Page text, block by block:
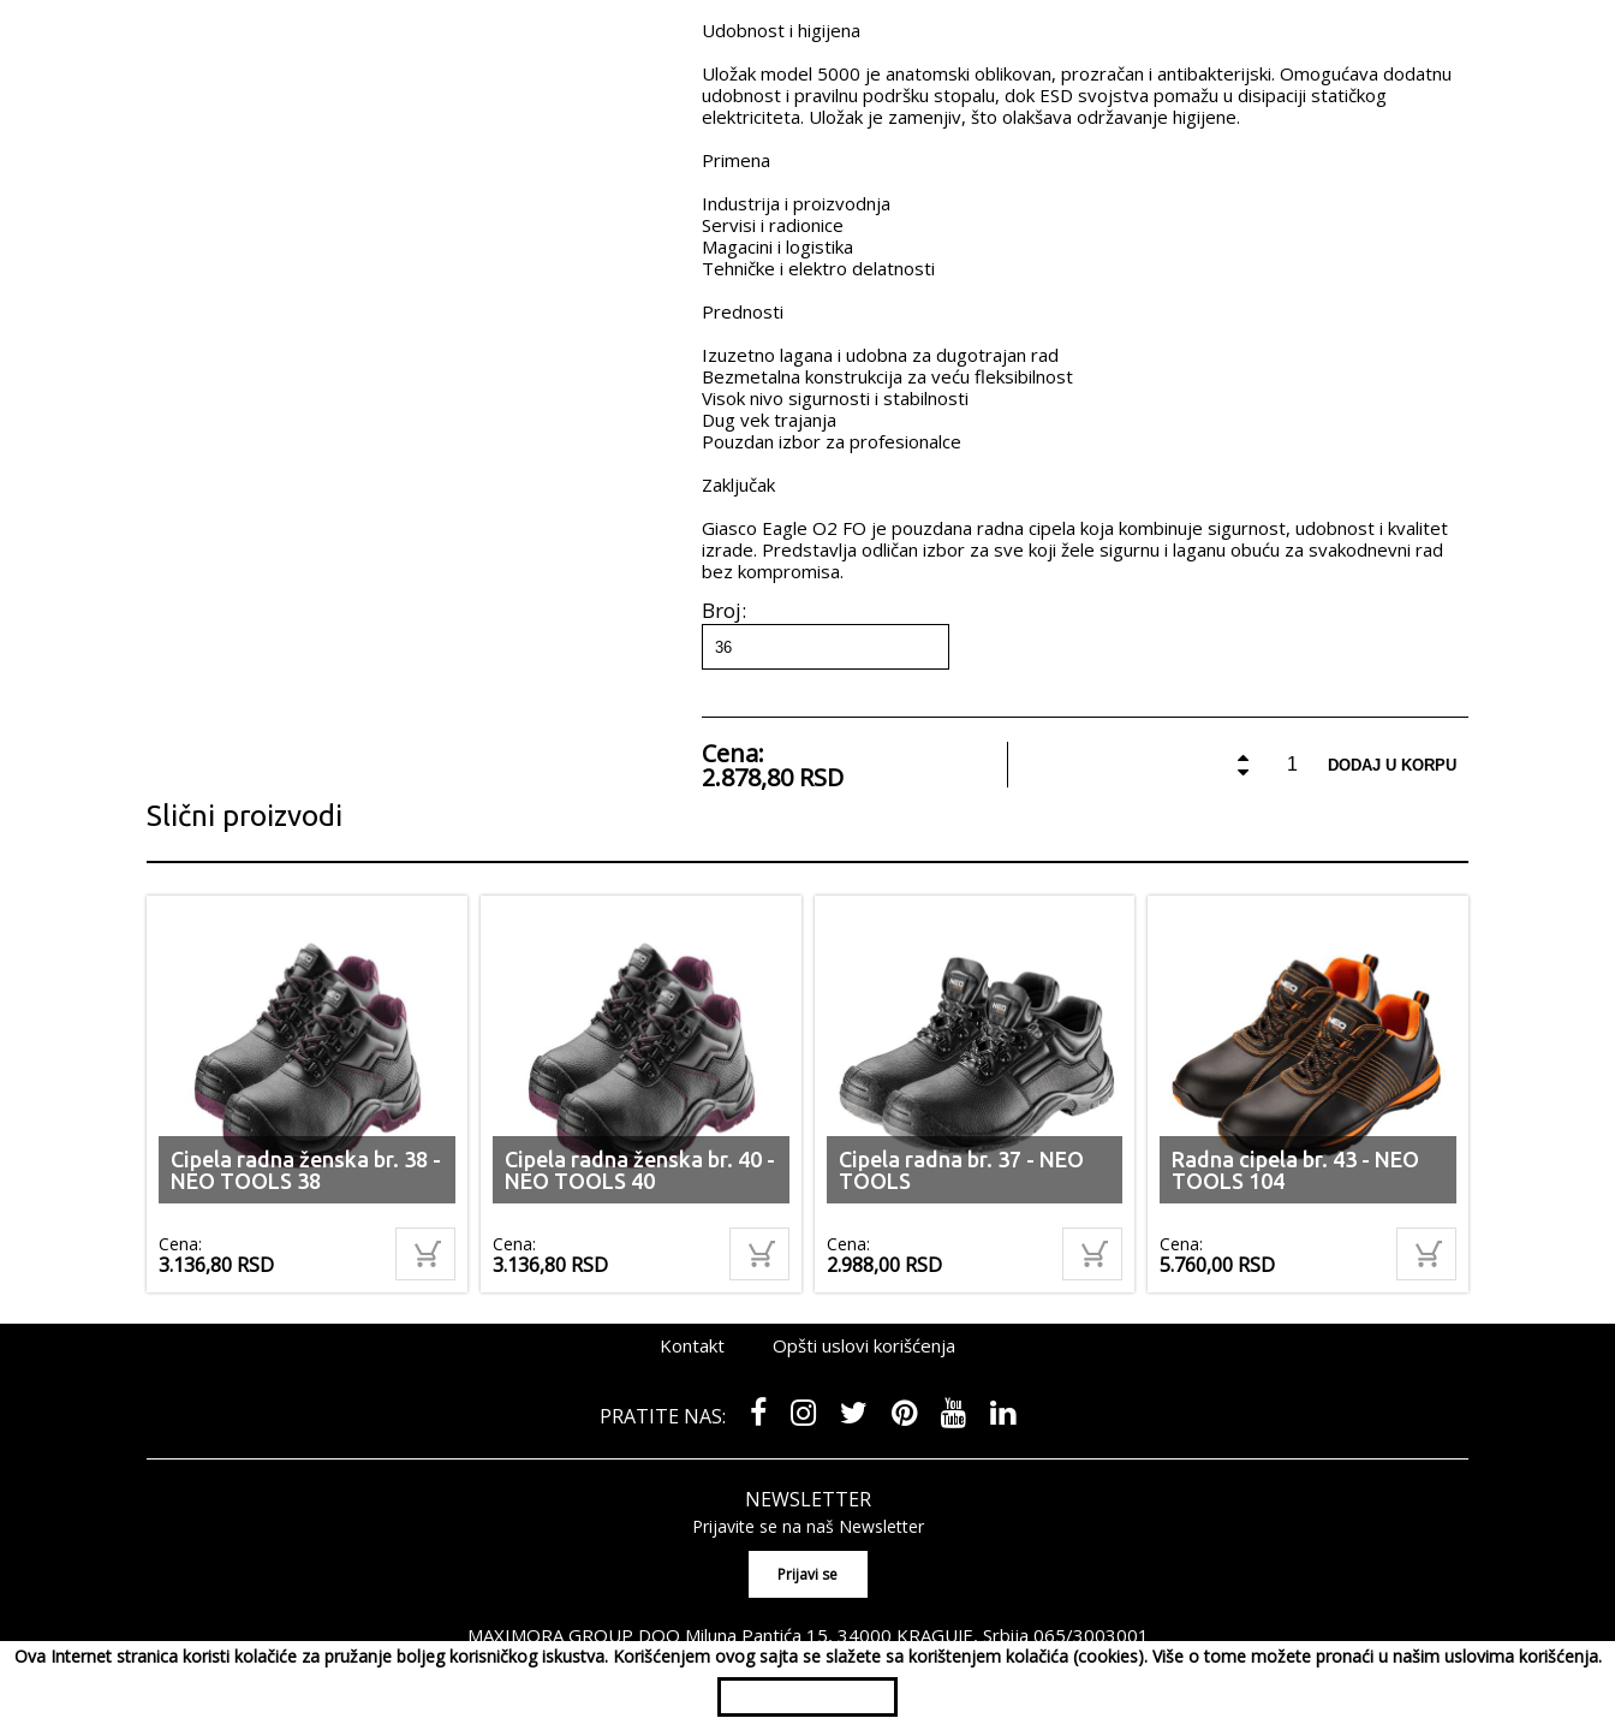
Ova Internet stranica koristi kolačiće za pružanje boljeg korisničkog iskustva. Korišćenjem ovog sajta se slažete sa korištenjem kolačića (cookies). Više o tome možete pronaći u našim uslovima korišćenja.
Udobnost i higijena
Uložak model 5000 je anatomski oblikovan, prozračan i antibakterijski. Omogućava dodatnu
udobnost i pravilnu podršku stopalu, dok ESD svojstva pomažu u disipaciji statičkog
elektriciteta. Uložak je zamenjiv, što olakšava održavanje higijene.
Primena
Industrija i proizvodnja
Servisi i radionice
Magacini i logistika
Tehničke i elektro delatnosti
Prednosti
Izuzetno lagana i udobna za dugotrajan rad
Bezmetalna konstrukcija za veću fleksibilnost
Visok nivo sigurnosti i stabilnosti
Dug vek trajanja
Pouzdan izbor za profesionalce
Zaključak
Giasco Eagle O2 FO je pouzdana radna cipela koja kombinuje sigurnost, udobnost i kvalitet
izrade. Predstavlja odličan izbor za sve koji žele sigurnu i laganu obuću za svakodnevni rad
bez kompromisa.
Broj:
Cena:
2.878,80 RSD DODAJ U KORPU
Slični proizvodi
Cipela radna ženska br. 38 -
NEO TOOLS 38
Cena:
3.136,80 RSD
Cipela radna ženska br. 40 -
NEO TOOLS 40
Cena:
3.136,80 RSD
Cipela radna br. 37 - NEO
TOOLS
Cena:
2.988,00 RSD
Radna cipela br. 43 - NEO
TOOLS 104
Cena:
5.760,00 RSD
Kontakt Opšti uslovi korišćenja
PRATITE NAS:
NEWSLETTER
Prijavite se na naš Newsletter
MAXIMORA GROUP DOO Miluna Pantića 15, 34000 KRAGUJE, Srbija065/3003001
Copyright 2026 MAXIMORA GROUP DOO Sva prava su zadržana. Powered by